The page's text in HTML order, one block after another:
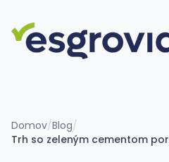
Domov/Blog/